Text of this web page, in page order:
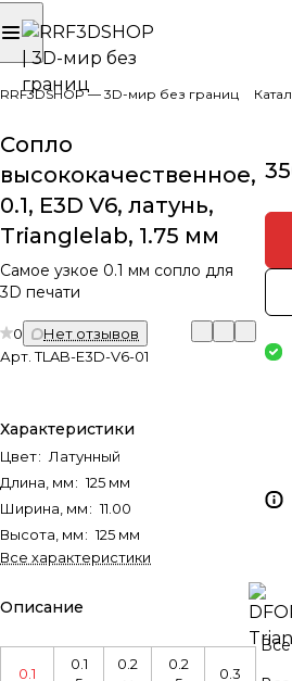
RRF3DSHOP — 3D-мир без границ
Сопло
высококачественное,
0.1, E3D V6, латунь,
Trianglelab, 1.75 мм
Самое узкое 0.1 мм сопло для
3D печати
0
Нет отзывов
Арт.TLAB-E3D-V6-01
Характеристики
Цвет: Латунный
Длина, мм: 125 мм
Ширина, мм: 11.00
Высота, мм: 125 мм
Все характеристики
Описание
0.1
0.1
0.2
0.2
0.3